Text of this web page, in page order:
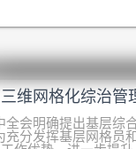
三维网格化综治管
全会明确提出基层综
充分发挥基层网格员